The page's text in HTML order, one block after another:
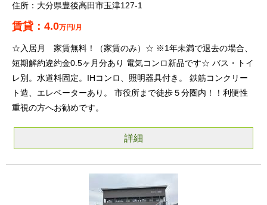
大分県豊後高田市玉津127-1
4.0万円/月
☆入居月 家賃無料！（家賃のみ）☆ ※1年未満で退去の場合、
短期解約違約金0.5ヶ月分あり 電気コンロ新品です☆ バス・トイ
レ別。水道料固定。IHコンロ、照明器具付き。 鉄筋コンクリー
ト造、エレベーターあり。 市役所まで徒歩５分圏内！！利便性
重視の方へお勧めです。
詳細